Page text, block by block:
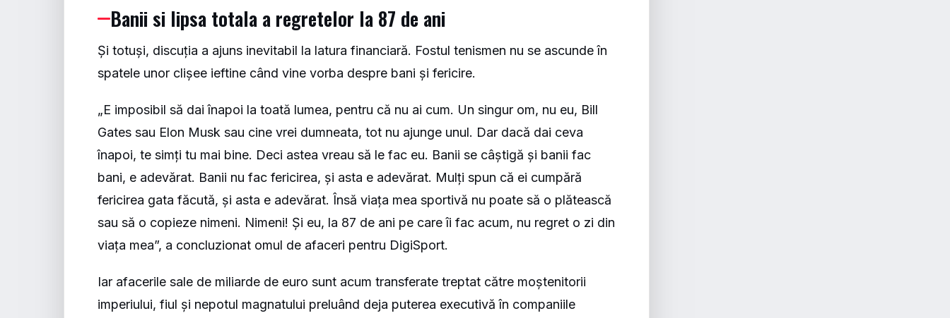
Banii si lipsa totala a regretelor la 87 de ani
Și totuși, discuția a ajuns inevitabil la latura financiară. Fostul tenismen nu se ascunde în
spatele unor clișee ieftine când vine vorba despre bani și fericire.
„E imposibil să dai înapoi la toată lumea, pentru că nu ai cum. Un singur om, nu eu, Bill
Gates sau Elon Musk sau cine vrei dumneata, tot nu ajunge unul. Dar dacă dai ceva
înapoi, te simți tu mai bine. Deci astea vreau să le fac eu. Banii se câștigă și banii fac
bani, e adevărat. Banii nu fac fericirea, și asta e adevărat. Mulți spun că ei cumpără
fericirea gata făcută, și asta e adevărat. Însă viața mea sportivă nu poate să o plătească
sau să o copieze nimeni. Nimeni! Și eu, la 87 de ani pe care îi fac acum, nu regret o zi din
viața mea”, a concluzionat omul de afaceri pentru DigiSport.
Iar afacerile sale de miliarde de euro sunt acum transferate treptat către moștenitorii
imperiului, fiul și nepotul magnatului preluând deja puterea executivă în companiile